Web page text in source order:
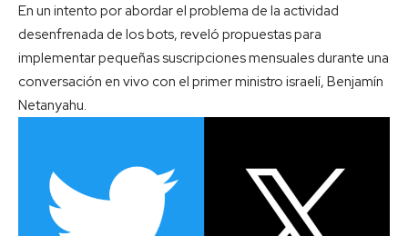
En un intento por abordar el problema de la actividad
desenfrenada de los bots, reveló propuestas para
implementar pequeñas suscripciones mensuales durante una
conversación en vivo con el primer ministro israelí, Benjamín
Netanyahu.